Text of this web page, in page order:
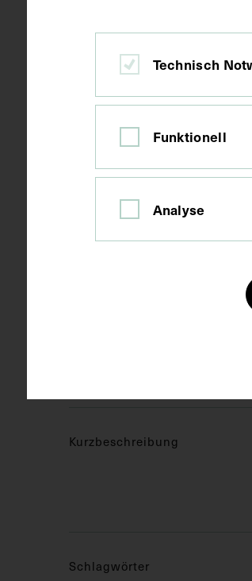
Kurzbeschreibung
Schlagwörter
Technisch
Funktionell
Analyse